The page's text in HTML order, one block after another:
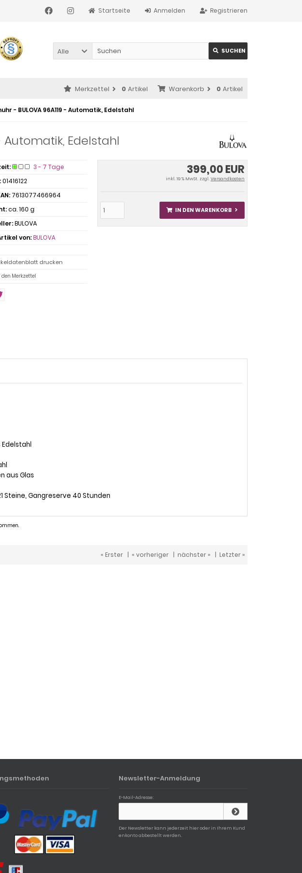
Registrieren
Anmelden
Startseite
Alle SUCHEN
Warenkorb 0 Artikel
Merkzettel 0 Artikel
- BULOVA 96A119 - Automatik, Edelstahl
Automatik, Edelstahl
399,00 EUR
inkl. 19 % MwSt. zzgl.Versandkosten
IN DEN WARENKORB
3 - 7 Tage
01416122
7613077466964
ca. 160 g
BULOVA
von:BULOVA
drucken
aus Glas
Steine, Gangreserve 40 Stunden
« Erster | « vorheriger | nächster » | Letzter »
Newsletter-Anmeldung
E-Mail-Adresse:
Der Newsletter kann jederzeit hier oder in Ihrem Kund
enkonto abbestellt werden.